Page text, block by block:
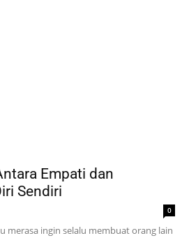
Empati dan
Sendiri
0
merasa ingin selalu membuat orang lain